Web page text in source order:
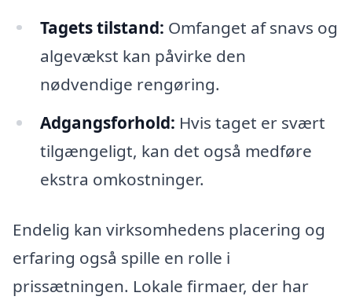
Tagets tilstand: Omfanget af snavs og
algevækst kan påvirke den
nødvendige rengøring.
Adgangsforhold: Hvis taget er svært
tilgængeligt, kan det også medføre
ekstra omkostninger.
Endelig kan virksomhedens placering og
erfaring også spille en rolle i
prissætningen. Lokale firmaer, der har